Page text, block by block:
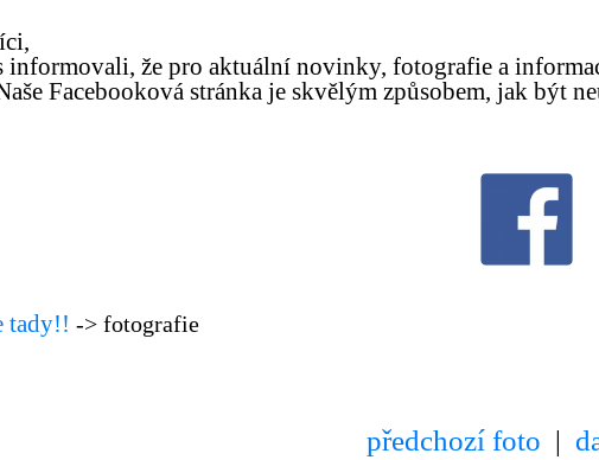
informovali, že pro aktuální novinky, fotografie a
Facebooková stránka je skvělým způsobem, jak být
tady!! -> fotografie
předchozí foto |